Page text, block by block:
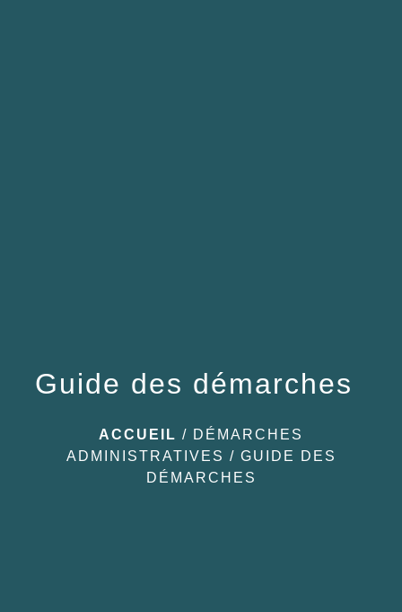
Guide des démarches
ACCUEIL / DÉMARCHES
ADMINISTRATIVES / GUIDE DES
DÉMARCHES